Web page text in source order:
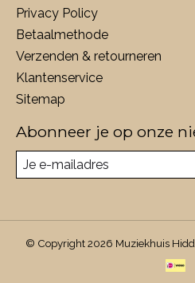
Privacy Policy
Betaalmethode
Verzenden & retourneren
Klantenservice
Sitemap
Abonneer je op onze
© Copyright 2026 Muziekhuis